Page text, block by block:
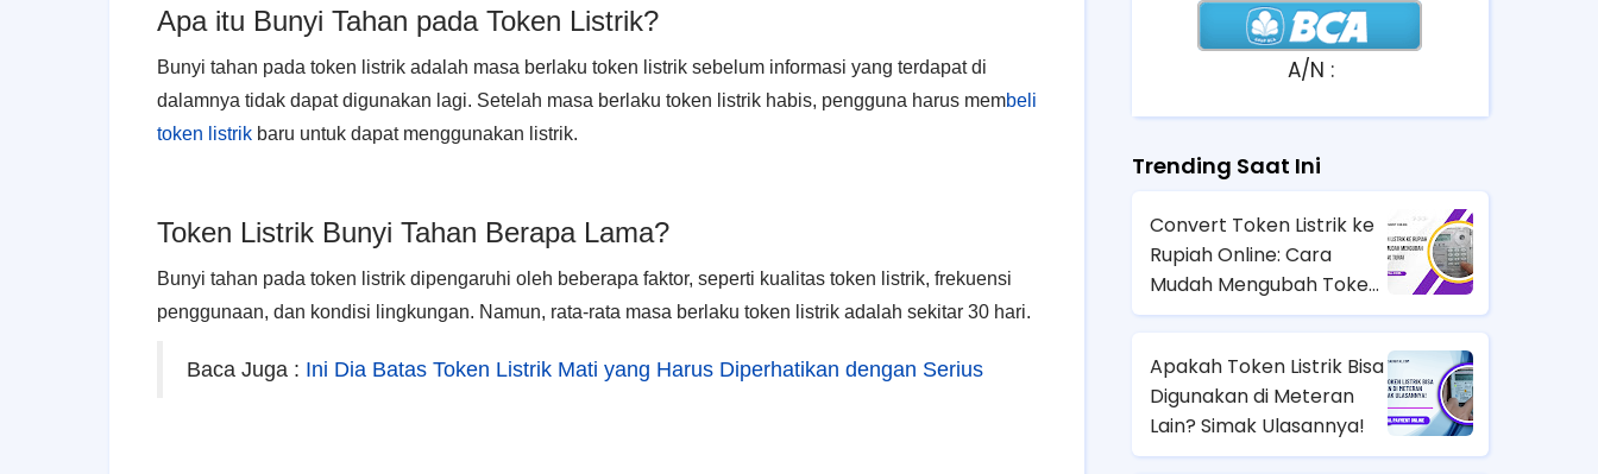
Apa itu Bunyi Tahan pada Token Listrik?
Bunyi tahan pada token listrik adalah masa berlaku token listrik sebelum informasi yang terdapat di
dalamnya tidak dapat digunakan lagi. Setelah masa berlaku token listrik habis, pengguna harus membeli
token listrik baru untuk dapat menggunakan listrik.
Token Listrik Bunyi Tahan Berapa Lama?
Bunyi tahan pada token listrik dipengaruhi oleh beberapa faktor, seperti kualitas token listrik, frekuensi
penggunaan, dan kondisi lingkungan. Namun, rata-rata masa berlaku token listrik adalah sekitar 30 hari.
Baca Juga : Ini Dia Batas Token Listrik Mati yang Harus Diperhatikan dengan Serius
A/N :
Trending Saat Ini
Convert Token Listrik ke
Rupiah Online: Cara
Mudah Mengubah Token
Jadi Uang Tunai
Apakah Token Listrik Bisa
Digunakan di Meteran
Lain? Simak Ulasannya!